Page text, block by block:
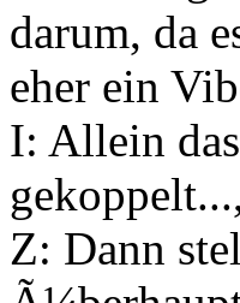
darum, da
eher ein
I: Allein
Z: Dann